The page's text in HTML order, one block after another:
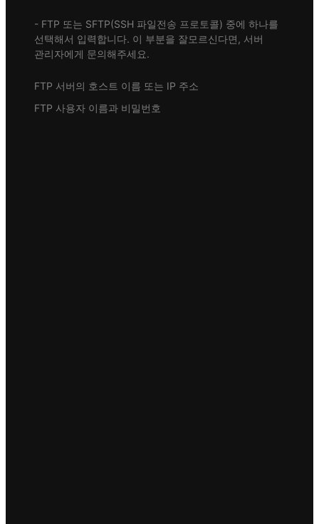
- FTP 또는 SFTP(SSH 파일전송 프로토콜) 중에 하나를
선택해서 입력합니다. 이 부분을 잘모르신다면, 서버
관리자에게 문의해주세요.
FTP 서버의 호스트 이름 또는 IP 주소
FTP 사용자 이름과 비밀번호